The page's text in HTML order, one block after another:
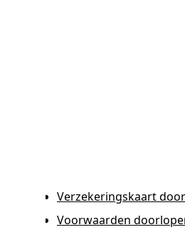
Verzekeringskaart
Voorwaarden